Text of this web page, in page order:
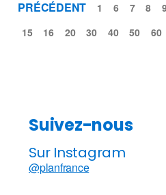
PRÉCÉDENT 1 6 7 8
15
16 20 30 40 50 60
Suivez-nous
Sur Instagram
@planfrance